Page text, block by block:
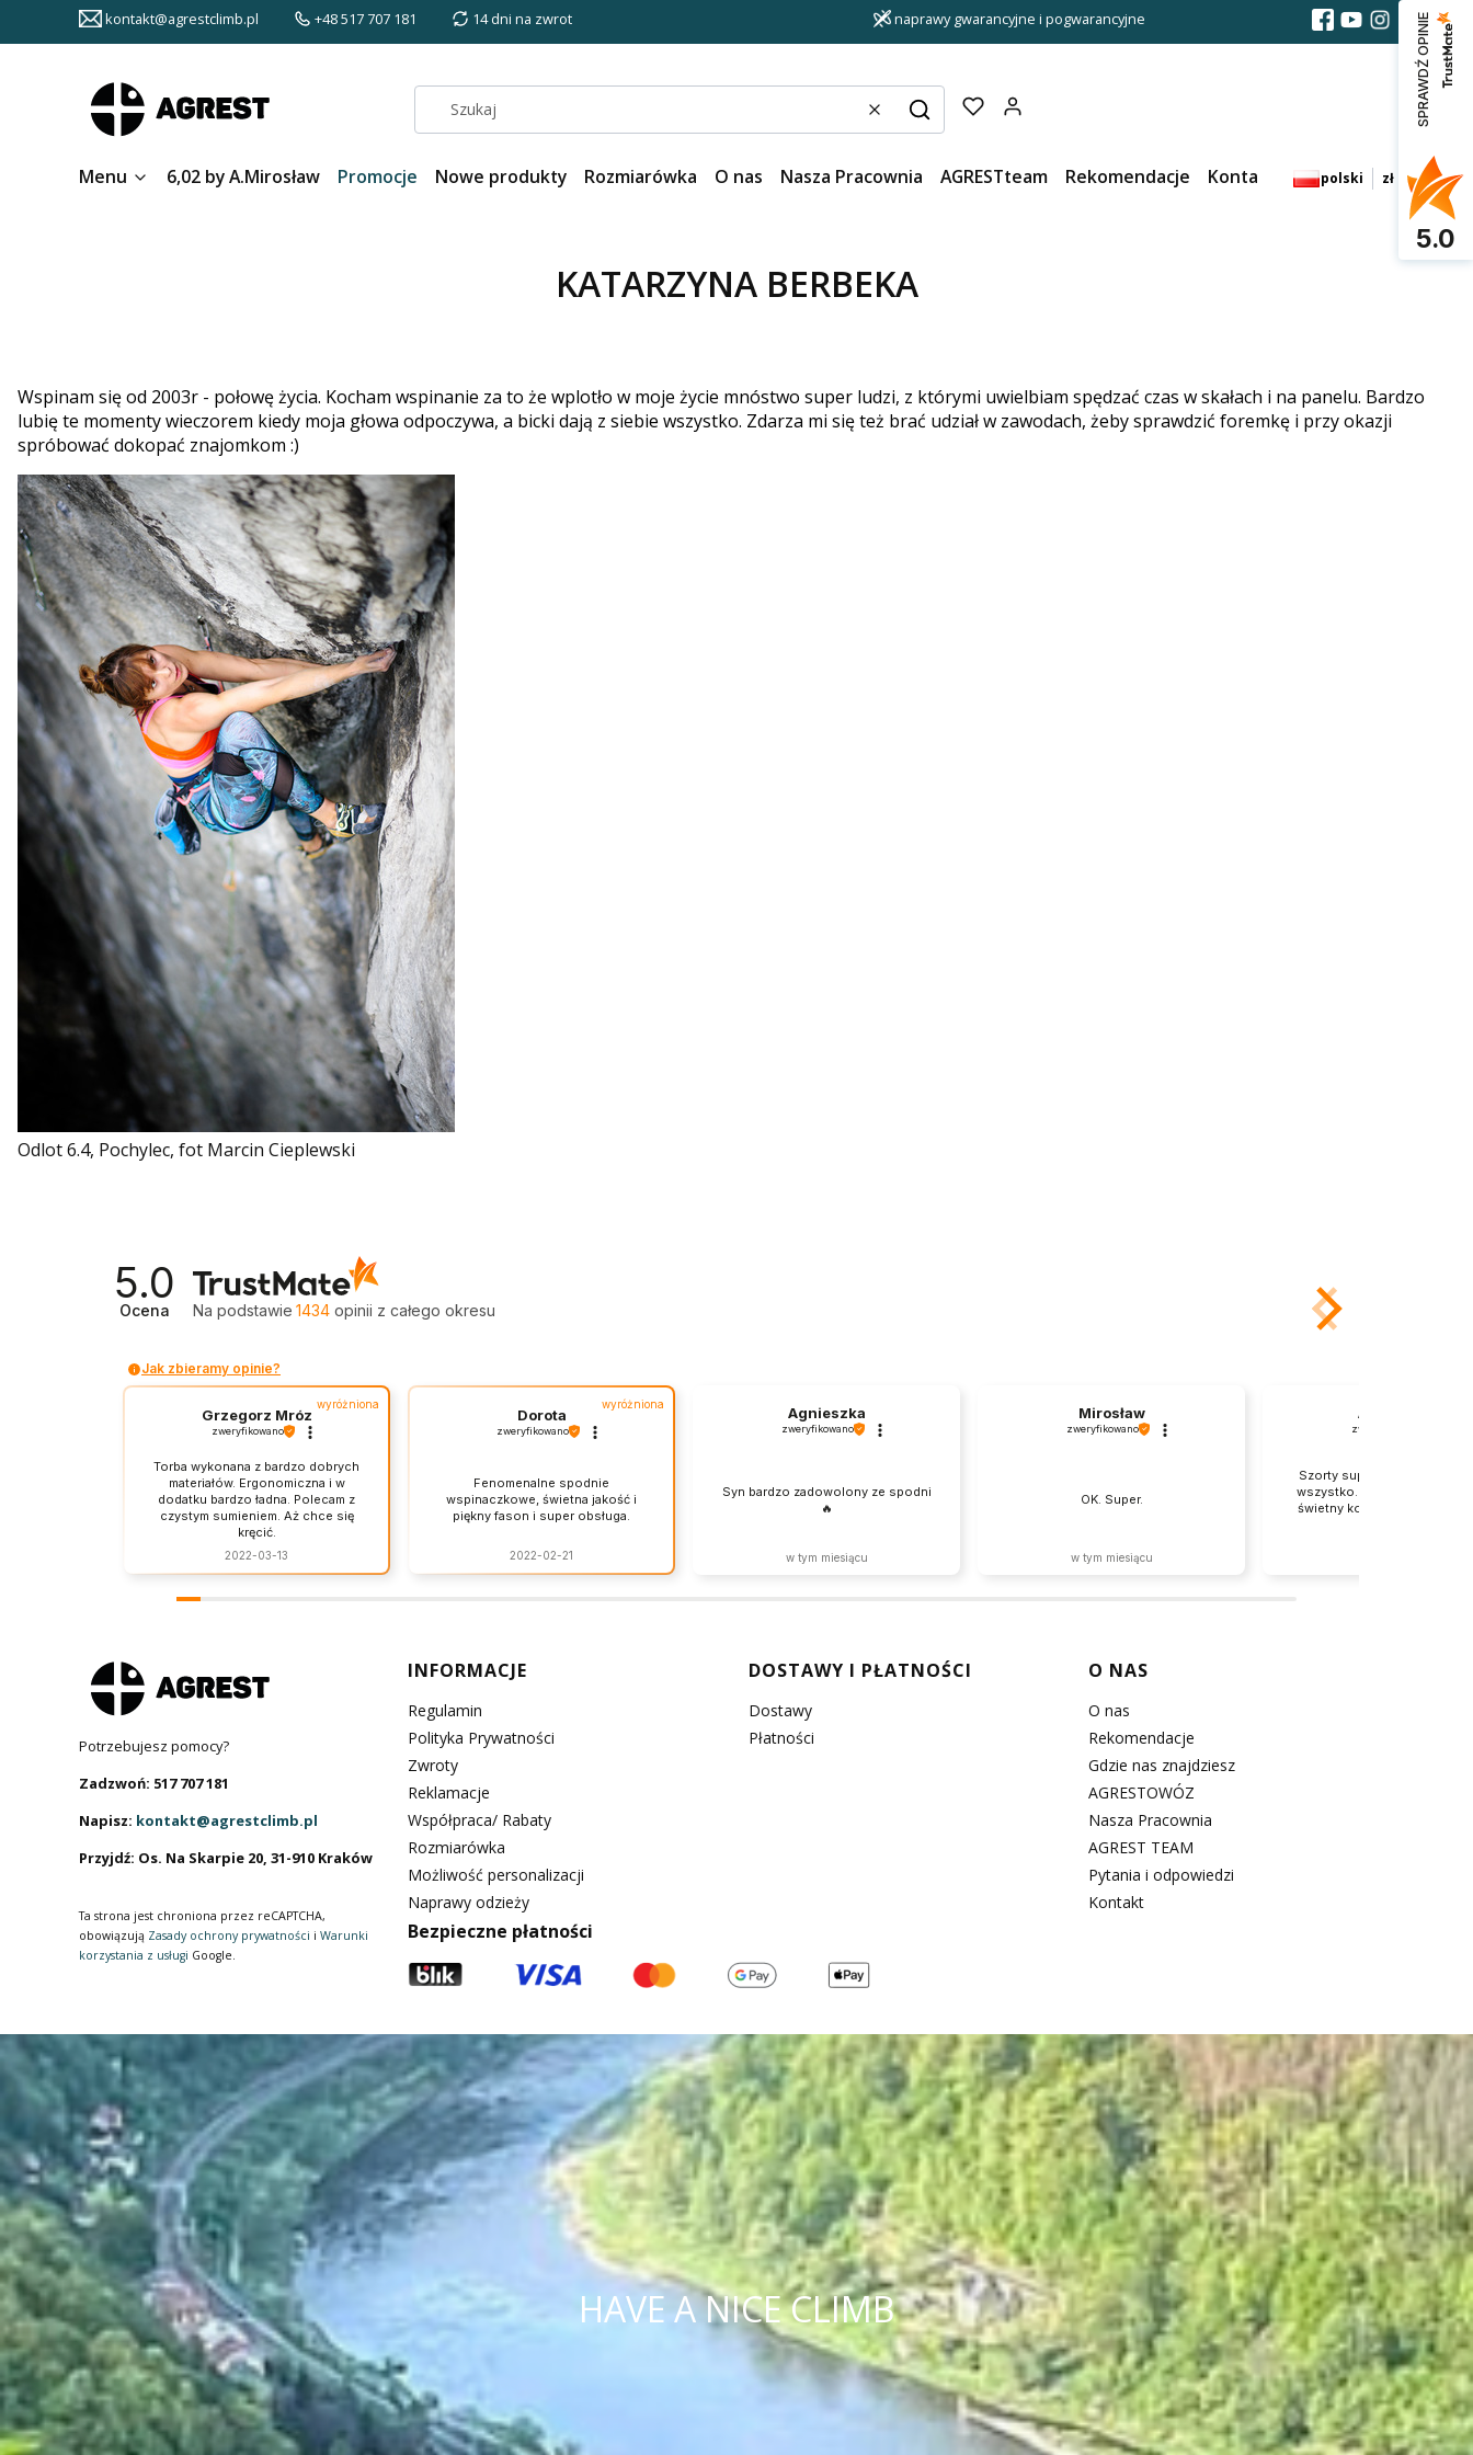
kontakt@agrestclimb.pl +48 517 707 181 14 dni na zwrot naprawy gwarancyjne i pogwarancyjne
WyczyśćSzukaj
Menu 6,02 by A.Mirosław Promocje Nowe produkty Rozmiarówka O nas Nasza Pracownia AGRESTteam Rekomendacje Kontakt polski zł
KATARZYNA BERBEKA
Wspinam się od 2003r - połowę życia. Kocham wspinanie za to że wplotło w moje życie mnóstwo super ludzi, z którymi uwielbiam spędzać czas w skałach i na panelu. Bardzo
lubię te momenty wieczorem kiedy moja głowa odpoczywa, a bicki dają z siebie wszystko. Zdarza mi się też brać udział w zawodach, żeby sprawdzić foremkę i przy okazji
spróbować dokopać znajomkom :)
Odlot 6.4, Pochylec, fot Marcin Cieplewski
5.0
Ocena Na podstawie 1434 opinii z całego okresu
Jak zbieramy opinie?
wyróżniona
Grzegorz Mróz
zweryfikowano
Torba wykonana z bardzo dobrych
materiałów. Ergonomiczna i w
dodatku bardzo ładna. Polecam z
czystym sumieniem. Aż chce się
kręcić.
2022-03-13
wyróżniona
Dorota
zweryfikowano
Fenomenalne spodnie
wspinaczkowe, świetna jakość i
piękny fason i super obsługa.
2022-02-21
Agnieszka
zweryfikowano
Syn bardzo zadowolony ze spodni
🔥
w tym miesiącu
Mirosław
zweryfikowano
OK. Super.
w tym miesiącu
Agnieszka
zweryfikowano
Szorty super. Zresztą jak
wszystko. Wysyłka
świetny kontakt ze
Potrzebujesz pomocy?
Zadzwoń: 517 707 181
Napisz: kontakt@agrestclimb.pl
Przyjdź: Os. Na Skarpie 20, 31-910 Kraków
Ta strona jest chroniona przez reCAPTCHA,
obowiązują Zasady ochrony prywatności i Warunki
korzystania z usługi Google.
Linki w stopce
INFORMACJE
Regulamin
Polityka Prywatności
Zwroty
Reklamacje
Współpraca/ Rabaty
Rozmiarówka
Możliwość personalizacji
Naprawy odzieży
DOSTAWY I PŁATNOŚCI
Dostawy
Płatności
O NAS
O nas
Rekomendacje
Gdzie nas znajdziesz
AGRESTOWÓZ
Nasza Pracownia
AGREST TEAM
Pytania i odpowiedzi
Kontakt
Bezpieczne płatności
HAVE A NICE CLIMB
SPRAWDŹ OPINIE
5.0